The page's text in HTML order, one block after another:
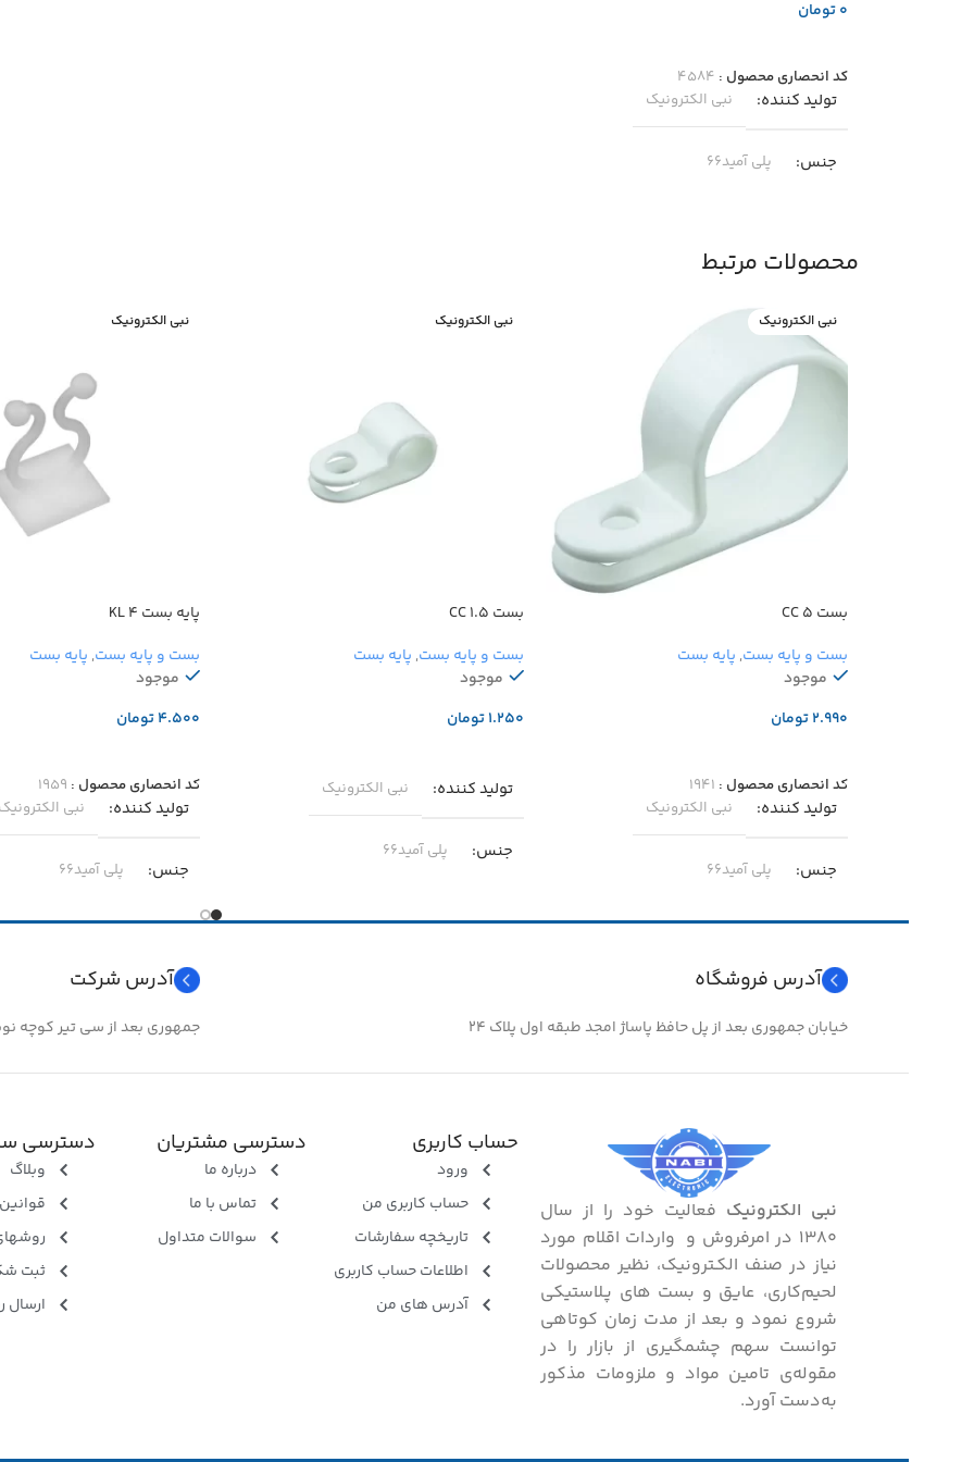
تومان
کد انحصاری محصول : ۴۵۸۴
تولید کننده نبی الکترونیک
جنس پلی آمید۶۶
مرتب کردن سیم و عبور سیم در مسیر مشخص
محصولات مرتبط
نبی الکترونیک
بست CC 5
بست و پایه بست, پایه بست
موجود
تومان
کد انحصاری محصول : ۱۹۴۱
تولید کننده نبی الکترونیک
جنس پلی آمید۶۶
مناسب برای
نبی الکترونیک
بست CC 1.5
بست و پایه بست, پایه بست
موجود
تومان
تولید کننده نبی الکترونیک
جنس پلی آمید۶۶
مرتب کردن سیم و عبور سیم در مسیر مشخص
نبی الکترونیک
پایه بست KL 4
بست و پایه بست, پایه بست
موجود
تومان
کد انحصاری محصول : ۱۹۵۹
تولید کننده نبی الکترونیک
جنس پلی آمید۶۶
مناسب برای آدرس فروشگاه
خیابان جمهوری بعد از پل حافظ پاساژ امجد طبقه اول پلاک ۲۴
آدرس شرکت
جمهوری بعد از سی تیر کوچه
نبی الکترونیک فعالیت خود را از سال
۱۳۸۰ در امرفروش و واردات اقلام مورد
نیاز در صنف الکـترونیک، نظیر محصولات
لحیم‌کاری، عایق و بست ‌های پـلاستیکی
شروع نمود و بعد از مدت زمان کوتاهی
توانست سهم چشمگیری از بازار را در
مقوله‌ی تامین مواد و ملزومات مذکور
به‌دست آورد.
حساب کاربری
ورود
حساب کاربری من
تاریخچه سفارشات
اطلاعات حساب کاربری
آدرس های من
دسترسی مشتریان
درباره ما
تماس با ما
سوالات متداول
دسترسی
وبلاگ
ثبت
ارسال